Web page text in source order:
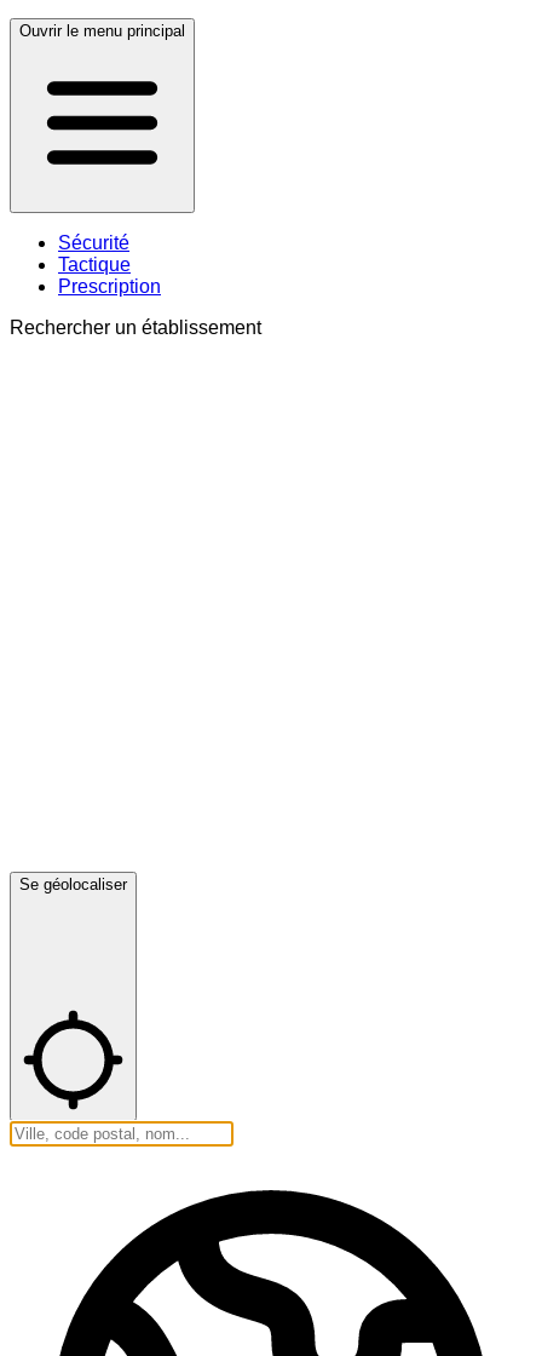
Ouvrir le menu principal
Sécurité
Tactique
Prescription
Rechercher un établissement
Se géolocaliser